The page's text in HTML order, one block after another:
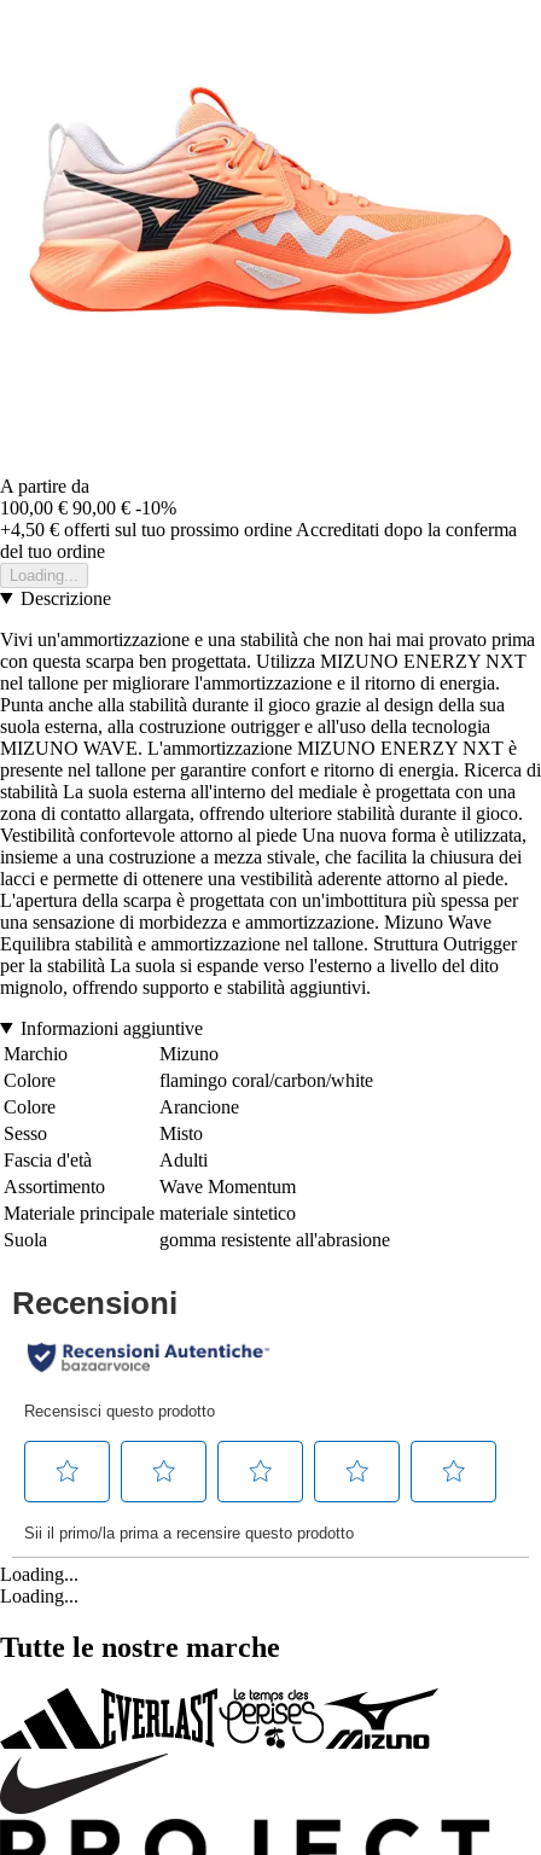
A partire da
100,00 € 90,00 € -10%
+4,50 € offerti sul tuo prossimo ordine Accreditati dopo la conferma
del tuo ordine
Loading...
Descrizione
Vivi un'ammortizzazione e una stabilità che non hai mai provato prima
con questa scarpa ben progettata. Utilizza MIZUNO ENERZY NXT
nel tallone per migliorare l'ammortizzazione e il ritorno di energia.
Punta anche alla stabilità durante il gioco grazie al design della sua
suola esterna, alla costruzione outrigger e all'uso della tecnologia
MIZUNO WAVE. L'ammortizzazione MIZUNO ENERZY NXT è
presente nel tallone per garantire confort e ritorno di energia. Ricerca di
stabilità La suola esterna all'interno del mediale è progettata con una
zona di contatto allargata, offrendo ulteriore stabilità durante il gioco.
Vestibilità confortevole attorno al piede Una nuova forma è utilizzata,
insieme a una costruzione a mezza stivale, che facilita la chiusura dei
lacci e permette di ottenere una vestibilità aderente attorno al piede.
L'apertura della scarpa è progettata con un'imbottitura più spessa per
una sensazione di morbidezza e ammortizzazione. Mizuno Wave
Equilibra stabilità e ammortizzazione nel tallone. Struttura Outrigger
per la stabilità La suola si espande verso l'esterno a livello del dito
mignolo, offrendo supporto e stabilità aggiuntivi.
Informazioni aggiuntive
Marchio
Mizuno
Colore
flamingo coral/carbon/white
Colore
Arancione
Sesso
Misto
Fascia d'età
Adulti
Assortimento
Wave Momentum
Materiale principale materiale sintetico
Suola
gomma resistente all'abrasione
Loading...
Loading...
Tutte le nostre marche